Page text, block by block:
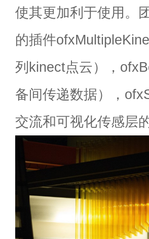
使其更加利于使用。
的插件
列kinect点云），
备间传递数据），
交流和可视化传感层